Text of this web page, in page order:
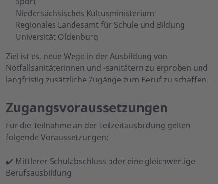
Niedersächsisches Kultusministerium
Regionales Landesamt für Schule und Bildung
Universität Oldenburg
Ziel ist es, neue Wege in der Ausbildung von
Notfallsanitäterinnen und -sanitätern zu erproben und
langfristig zusätzliche Zugänge zum Beruf zu schaffen.
Zugangsvoraussetzungen
Für die Teilnahme an der Teilzeitausbildung gelten
folgende Voraussetzungen:
✔️ Mittlerer Schulabschluss oder eine gleichwertige
Berufsausbildung